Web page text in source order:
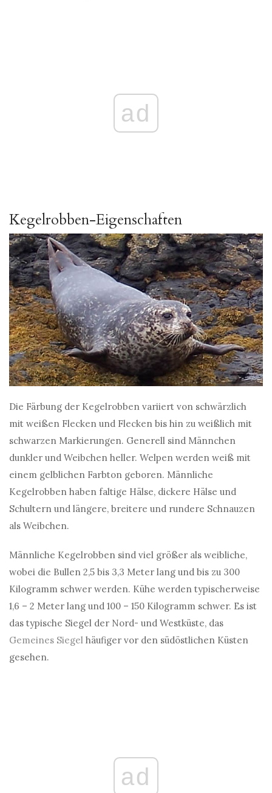
ad
Kegelrobben-Eigenschaften
Die Färbung der Kegelrobben variiert von schwärzlich
mit weißen Flecken und Flecken bis hin zu weißlich mit
schwarzen Markierungen. Generell sind Männchen
dunkler und Weibchen heller. Welpen werden weiß mit
einem gelblichen Farbton geboren. Männliche
Kegelrobben haben faltige Hälse, dickere Hälse und
Schultern und längere, breitere und rundere Schnauzen
als Weibchen.
Männliche Kegelrobben sind viel größer als weibliche,
wobei die Bullen 2,5 bis 3,3 Meter lang und bis zu 300
Kilogramm schwer werden. Kühe werden typischerweise
1,6 – 2 Meter lang und 100 – 150 Kilogramm schwer. Es ist
das typische Siegel der Nord- und Westküste, das
Gemeines Siegel häufiger vor den südöstlichen Küsten
gesehen.
ad